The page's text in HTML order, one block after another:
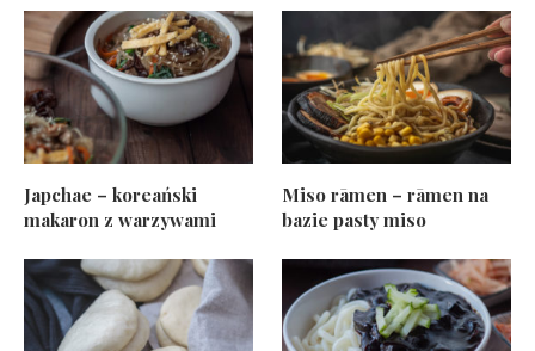
Japchae – koreański
makaron z warzywami
Miso rāmen – rāmen na
bazie pasty miso